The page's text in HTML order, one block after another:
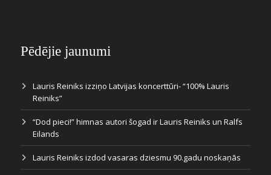
Pēdējie jaunumi
Lauris Reiniks izziņo Latvijas koncerttūri- “100% Lauris
Reiniks”
“Dod pieci!” himnas autori šogad ir Lauris Reiniks un Ralfs
Eilands
Lauris Reiniks izdod vasaras dziesmu 90.gadu noskaņās